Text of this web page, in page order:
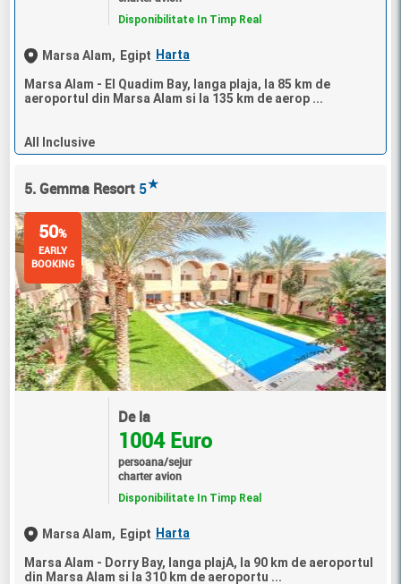
Disponibilitate In Timp Real
Marsa Alam, Egipt Harta
Marsa Alam - El Quadim Bay, langa plaja, la 85 km de
aeroportul din Marsa Alam si la 135 km de aerop ...
All Inclusive
5. Gemma Resort 5★
50%
EARLY
BOOKING
De la
1004 Euro
persoana/sejur
charter avion
Disponibilitate In Timp Real
Marsa Alam, Egipt Harta
Marsa Alam - Dorry Bay, langa plajA, la 90 km de aeroportul
din Marsa Alam si la 310 km de aeroportu ...